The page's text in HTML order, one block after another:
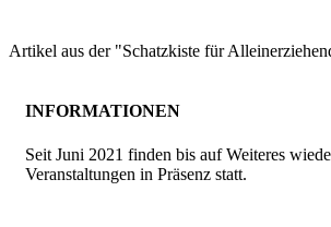
Artikel aus der "Schatzkiste für
INFORMATIONEN
Seit Juni 2021 finden bis auf Weiteres
Veranstaltungen in Präsenz statt.